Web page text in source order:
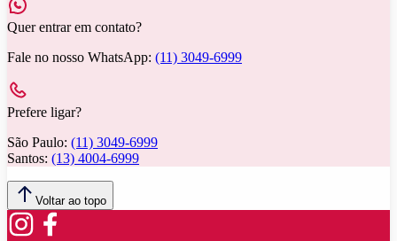
Quer entrar em contato?
Fale no nosso WhatsApp: (11) 3049-6999
Prefere ligar?
São Paulo: (11) 3049-6999
Santos: (13) 4004-6999
Voltar ao topo